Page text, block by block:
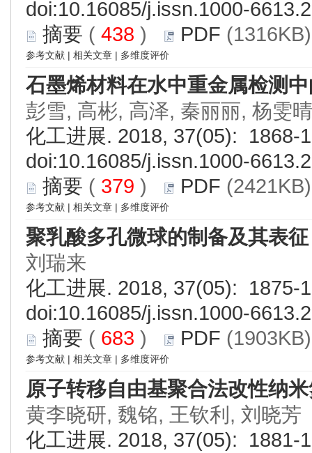
doi:10.16085/j.issn.1000-
摘要 ( 438 ) PDF
参考文献 | 相关文章 | 多维度评价
石墨烯材料在水中重金属检测
彭雪, 高彬, 高泽, 秦丽丽, 杨雯
化工进展. 2018, 37(05): 1868-
doi:10.16085/j.issn.1000-
摘要 ( 379 ) PDF
参考文献 | 相关文章 | 多维度评价
聚乳酸多孔微球的制备及其表征
刘瑞来
化工进展. 2018, 37(05): 1875-
doi:10.16085/j.issn.1000-
摘要 ( 683 ) PDF
参考文献 | 相关文章 | 多维度评价
原子转移自由基聚合法改性纳
黄李晓研, 魏铭, 王钦利, 刘晓芳
化工进展. 2018, 37(05): 1881-